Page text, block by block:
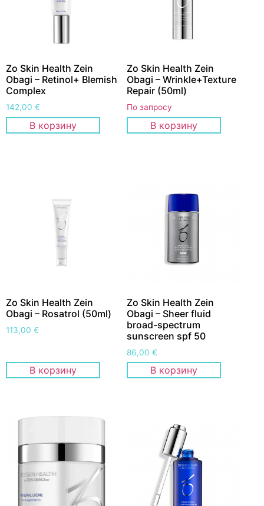
Zo Skin Health Zein
Obagi – Retinol+ Blemish
Complex
142,00 €
В корзину
Zo Skin Health Zein
Obagi – Wrinkle+Texture
Repair (50ml)
По запросу
В корзину
Zo Skin Health Zein
Obagi – Rosatrol (50ml)
113,00 €
В корзину
Zo Skin Health Zein
Obagi – Sheer fluid
broad-spectrum
sunscreen spf 50
86,00€
В корзину